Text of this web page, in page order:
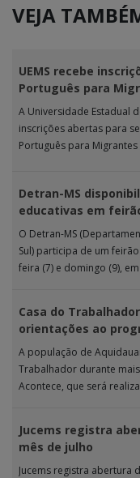
VEJA
UEMS recebe
Português para
A Universidade Estadual
inscrições abertas para
Português para
Detran-MS
educativas em
O Detran-MS
Sul) participa de um
feira (7) e domingo (9),
Casa do
orientações ao
A população de
Trabalhador durante
Acontece, que será
Jucems registra
mês de julho
Jucems registra abertura